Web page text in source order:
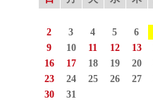
2
3 4 5 6
9
10 11 12 13
16
17 18 19 20
23
24 25 26 27
30
31